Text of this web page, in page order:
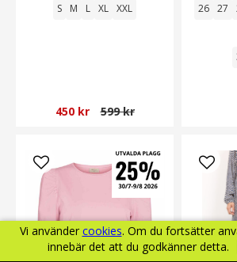
Vi använder cookies. Om du fortsätter
innebär det att du godkänner detta.
S M L XL XXL
450 kr 599 kr
26 27